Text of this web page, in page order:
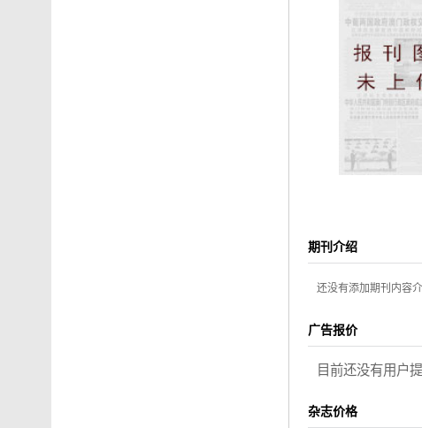
期刊介绍
还没有添加期刊内容
广告报价
目前还没有用户
杂志价格